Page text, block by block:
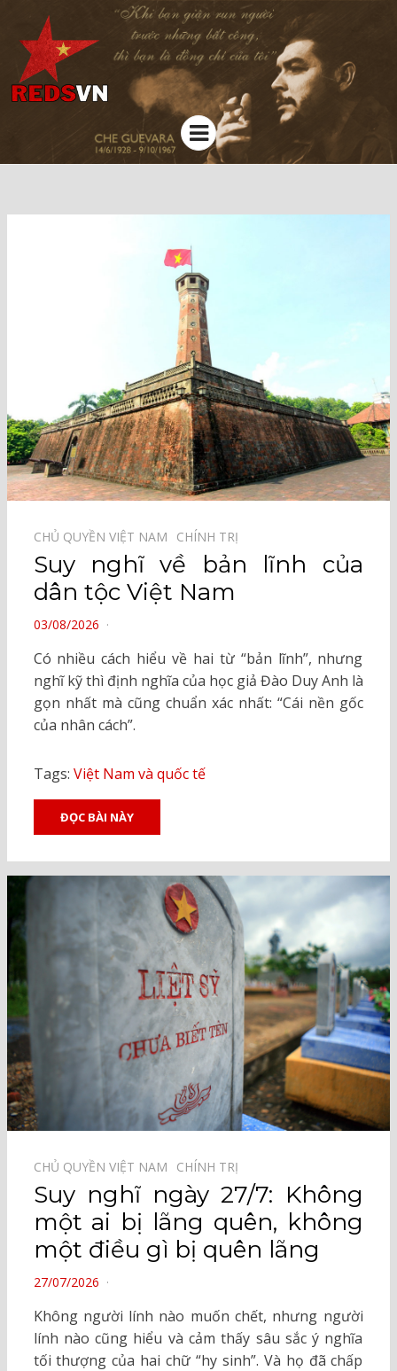
Kênh chia sẻ tri thức cộng đồng
Menu
CHỦ QUYỀN VIỆT NAM⠀ CHÍNH TRỊ⠀
Suy nghĩ về bản lĩnh của
dân tộc Việt Nam
POSTED
03/08/2026
Có nhiều cách hiểu về hai từ “bản lĩnh”, nhưng
nghĩ kỹ thì định nghĩa của học giả Đào Duy Anh là
gọn nhất mà cũng chuẩn xác nhất: “Cái nền gốc
của nhân cách”.
Tags: Việt Nam và quốc tế
ĐỌC BÀI NÀY
CHỦ QUYỀN VIỆT NAM⠀ CHÍNH TRỊ⠀
Suy nghĩ ngày 27/7: Không
một ai bị lãng quên, không
một điều gì bị quên lãng
POSTED
27/07/2026
Không người lính nào muốn chết, nhưng người
lính nào cũng hiểu và cảm thấy sâu sắc ý nghĩa
tối thượng của hai chữ “hy sinh”. Và họ đã chấp